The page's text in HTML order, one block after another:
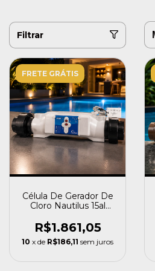
Filtrar
FRETE GRÁTIS
Célula De Gerador De
Cloro Nautilus 15al
R$1.861,05
10 x de R$186,11 sem juros